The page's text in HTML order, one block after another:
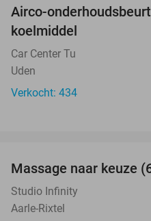
Airco-
koelmiddel
Car Center Tu
Uden
Verkocht: 434
Massage naar keuze
Studio Infinity
Aarle-Rixtel